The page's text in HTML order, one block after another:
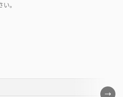
。
こ